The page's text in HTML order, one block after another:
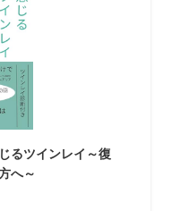
るツインレイ～復
へ～